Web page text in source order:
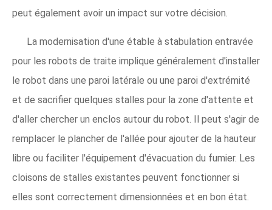
peut également avoir un impact sur votre décision.
La modernisation d'une étable à stabulation entravée
pour les robots de traite implique généralement d'installer
le robot dans une paroi latérale ou une paroi d'extrémité
et de sacrifier quelques stalles pour la zone d'attente et
d'aller chercher un enclos autour du robot. Il peut s'agir de
remplacer le plancher de l'allée pour ajouter de la hauteur
libre ou faciliter l'équipement d'évacuation du fumier. Les
cloisons de stalles existantes peuvent fonctionner si
elles sont correctement dimensionnées et en bon état.